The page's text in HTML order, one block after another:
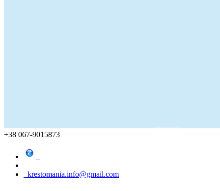
+38 067-9015873
krestomania.info@gmail.com